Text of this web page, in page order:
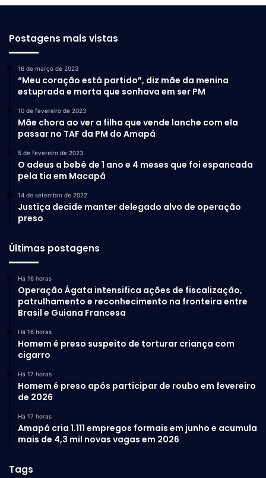
Postagens mais vistas
16 de março de 2023
“Meu coração está partido”, diz mãe da menina
estuprada e morta que sonhava em ser PM
10 de fevereiro de 2023
Mãe chora ao ver a filha que vende lanche com ela
passar no TAF da PM do Amapá
5 de fevereiro de 2023
O adeus a bebê de 1 ano e 4 meses que foi espancada
pela tia em Macapá
14 de setembro de 2022
Justiça decide manter delegado alvo de operação
preso
Últimas postagens
Há 16 horas
Operação Ágata intensifica ações de fiscalização,
patrulhamento e reconhecimento na fronteira entre
Brasil e Guiana Francesa
Há 16 horas
Homem é preso suspeito de torturar criança com
cigarro
Há 17 horas
Homem é preso após participar de roubo em fevereiro
de 2026
Há 17 horas
Amapá cria 1.111 empregos formais em junho e acumula
mais de 4,3 mil novas vagas em 2026
Tags